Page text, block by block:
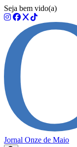
Seja bem vido(a)
Jornal Onze de Maio